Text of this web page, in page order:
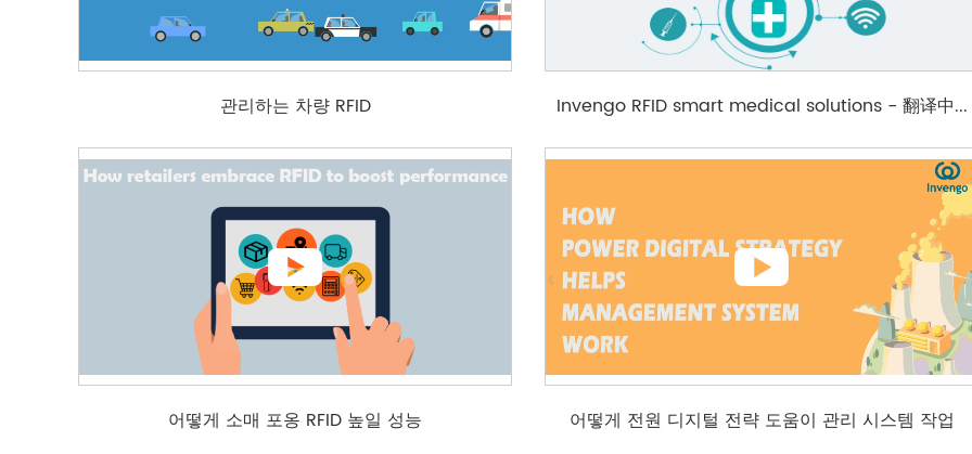
관리하는 차량 RFID Invengo RFID smart medical solutions - 翻译中...

어떻게 소매 포옹 RFID 높일 성능

어떻게 전원 디지털 전략 도움이 관리 시스템 작업